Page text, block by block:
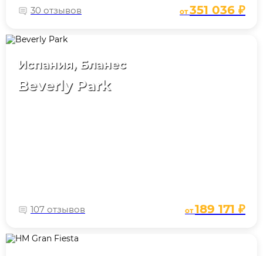
30 отзывов от351 036 ₽
Испания, Бланес
Beverly Park
107 отзывов от189 171 ₽